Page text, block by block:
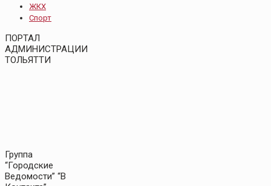
ЖКХ
Спорт
ПОРТАЛ
АДМИНИСТРАЦИИ
ТОЛЬЯТТИ
Группа
“Городские
Ведомости” “В